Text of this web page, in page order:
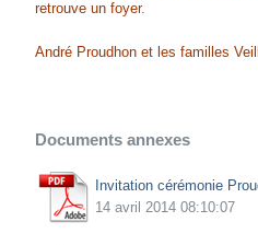
retrouve un foyer.
André Proudhon et les familles
Documents annexes
Invitation cérémonie
14 avril 2014 08:10:07